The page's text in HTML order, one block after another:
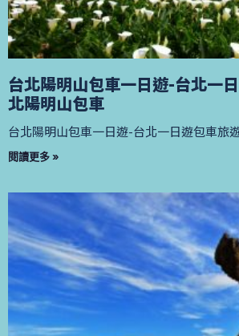
台北陽明山包車一日遊-台北一
北陽明山包車
台北陽明山包車一日遊-台北一日遊包車旅
閱讀更多 »